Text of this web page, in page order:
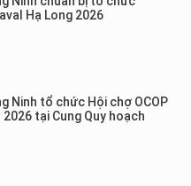
Hạ Long 2026
Ninh tổ chức Hội chợ OCOP
2026 tại Cung Quy hoạch